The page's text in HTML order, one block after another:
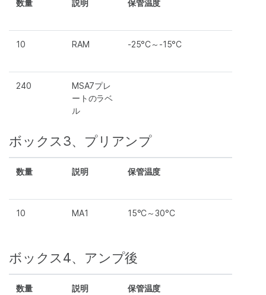
数量 説明 保管温度
10 RAM -25°C～-15°C
240
MSA7プレ
ートのラベ
ル
ボックス3、プリアンプ
数量 説明 保管温度
10 MA1 15°C～30°C
ボックス4、アンプ後
数量 説明 保管温度